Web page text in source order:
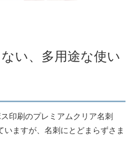
い、多用途な使い
印刷のプレミアムクリア名刺
いますが、名刺にとどまらずさま